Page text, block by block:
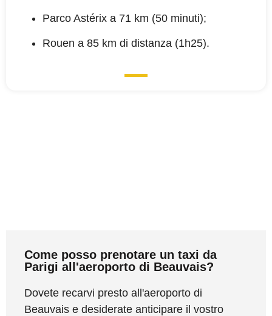
Parco Astérix a 71 km (50 minuti);
Rouen a 85 km di distanza (1h25).
Come posso prenotare un taxi da
Parigi all'aeroporto di Beauvais?
Dovete recarvi presto all'aeroporto di
Beauvais e desiderate anticipare il vostro